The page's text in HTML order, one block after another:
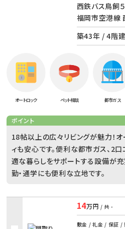
西鉄バス鳥飼
福岡市空港線
築43年 / 4階建
オートロック ペット相談 都市ガス
ポイント
18帖以上の広々リビングが魅力！
ィも安心です。便利な都市ガス、2
適な暮らしをサポートする設備が
勤・通学にも便利な立地です。
14万円 / 共 -
敷金 / 礼金 / 保証 /